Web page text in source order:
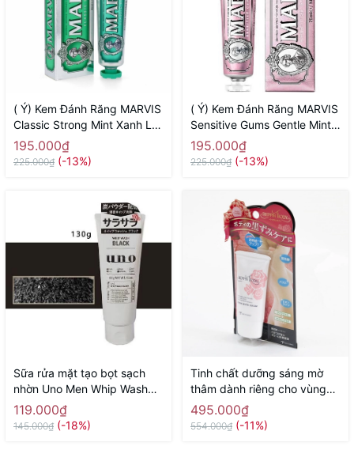
( Ý) Kem Đánh Răng MARVIS
Classic Strong Mint Xanh Lá
( Vị Bạc Hà Thơm Mát)
195.000₫
225.000₫ (-13%)
( Ý) Kem Đánh Răng MARVIS
Sensitive Gums Gentle Mint
75ml Màu Hồng (Răng Nhạy
Cảm)
195.000₫
225.000₫ (-13%)
Sữa rửa mặt tạo bọt sạch
nhờn Uno Men Whip Wash
Black 130g - Hàng Nhật
chính hãng
119.000₫
145.000₫ (-18%)
Tinh chất dưỡng sáng mờ
thâm dành riêng cho vùng
nhũ hoa, vùng bikini, nách,
đùi trong Beppin Body Virgin
495.000₫
554.000₫ (-11%)